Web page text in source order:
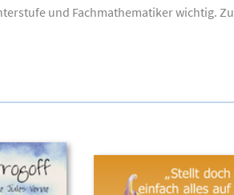
und Fachmathematiker wichtig. Zu